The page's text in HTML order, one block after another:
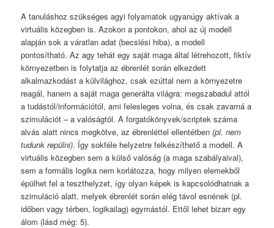
A tanuláshoz szükséges agyi folyamatok ugyanúgy aktívak a
virtuális közegben is. Azokon a pontokon, ahol az új modell
alapján sok a váratlan adat (becslési hiba), a modell
pontosítható. Az agy tehát egy saját maga által létrehozott, fiktív
környezetben is folytatja az ébrenlét során elkezdett
alkalmazkodást a külvilághoz, csak ezúttal nem a környezetre
reagál, hanem a saját maga generálta világra: megszabadul attól
a tudástól/információtól, ami felesleges volna, és csak zavarná a
szimulációt – a valóságtól. A forgatókönyvek/scriptek száma
alvás alatt nincs megkötve, az ébrenléttel ellentétben(pl. nem
tudunk repülni). Így sokféle helyzetre felkészíthető a modell. A
virtuális közegben sem a külső valóság (a maga szabályaival),
sem a formális logika nem korlátozza, hogy milyen elemekből
épülhet fel a teszthelyzet, így olyan képek is kapcsolódhatnak a
szimuláció alatt, melyek ébrenlét során elég távol esnének (pl.
időben vagy térben, logikailag) egymástól. Ettől lehet bizarr egy
álom (lásd még: 5).